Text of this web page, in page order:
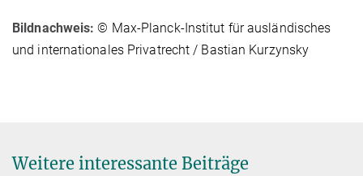
Bildnachweis: © Max-Planck-Institut für ausländisches
und internationales Privatrecht / Bastian Kurzynsky
Weitere interessante Beiträge